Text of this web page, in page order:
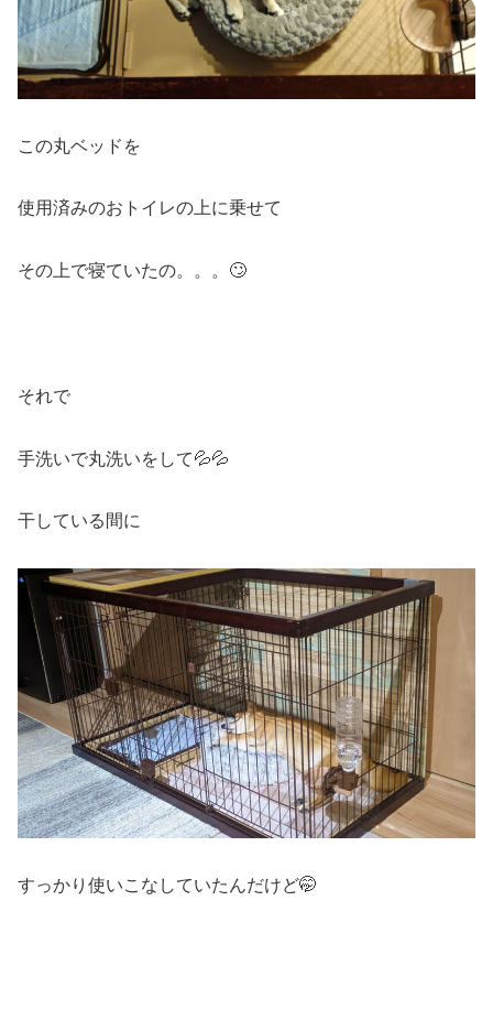
この丸ベッドを
使用済みのおトイレの上に乗せて
その上で寝ていたの。。。🙄
それで
手洗いで丸洗いをして💦💦
干している間に
すっかり使いこなしていたんだけど🤭